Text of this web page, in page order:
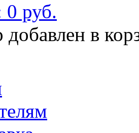
0 руб.
добавлен в